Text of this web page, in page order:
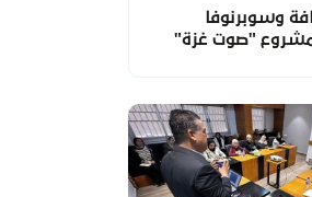
وسوبرنوفا
مشروع "صوت غزة"